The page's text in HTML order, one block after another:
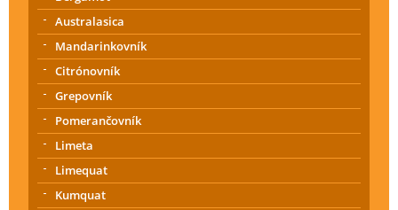
Australasica
Mandarinkovník
Citrónovník
Grepovník
Pomerančovník
Limeta
Limequat
Kumquat